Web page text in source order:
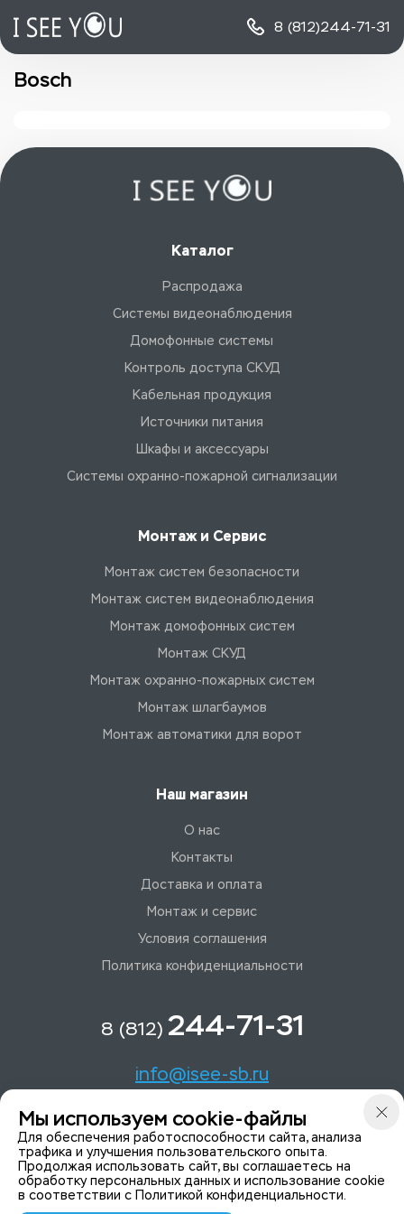
8 (812)244-71-31
Bosch
Каталог
Распродажа
Системы видеонаблюдения
Домофонные системы
Контроль доступа СКУД
Кабельная продукция
Источники питания
Шкафы и аксессуары
Системы охранно-пожарной сигнализации
Монтаж и Сервис
Монтаж систем безопасности
Монтаж систем видеонаблюдения
Монтаж домофонных систем
Монтаж СКУД
Монтаж охранно-пожарных систем
Монтаж шлагбаумов
Монтаж автоматики для ворот
Наш магазин
О нас
Контакты
Доставка и оплата
Монтаж и сервис
Условия соглашения
Политика конфиденциальности
8 (812) 244-71-31
info@isee-sb.ru
Светлановский пр-кт, д. 70, корп. 1
Мы в Telegam
Мы используем cookie-файлы
Для обеспечения работоспособности сайта, анализа
трафика и улучшения пользовательского опыта.
Продолжая использовать сайт, вы соглашаетесь на
обработку персональных данных и использование cookie
в соответствии с Политикой конфиденциальности.